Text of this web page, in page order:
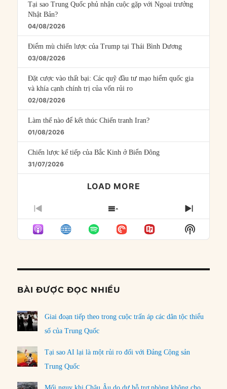
Tại sao Trung Quốc phủ nhận cuộc gặp với Ngoại trưởng
Nhật Bản?
04/08/2026
Điểm mù chiến lược của Trump tại Thái Bình Dương
03/08/2026
Đặt cược vào thất bại: Các quỹ đầu tư mạo hiểm quốc gia
và khía cạnh chính trị của vốn rủi ro
02/08/2026
Làm thế nào để kết thúc Chiến tranh Iran?
01/08/2026
Chiến lược kế tiếp của Bắc Kinh ở Biển Đông
31/07/2026
LOAD MORE
PREVIOUS
EPISODE
SHOW
EPISODES
LIST
NEXT
Show
Podcast
BÀI ĐƯỢC ĐỌC NHIỀU
Giai đoạn tiếp theo trong cuộc trấn áp các dân tộc thiểu
số của Trung Quốc
Tại sao AI lại là một rủi ro đối với Đảng Cộng sản
Trung Quốc